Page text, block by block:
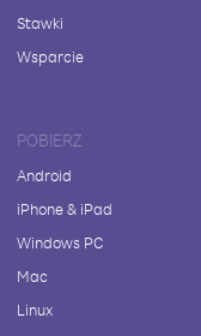
Stawki
Wsparcie
POBIERZ
Android
iPhone & iPad
Windows PC
Mac
Linux